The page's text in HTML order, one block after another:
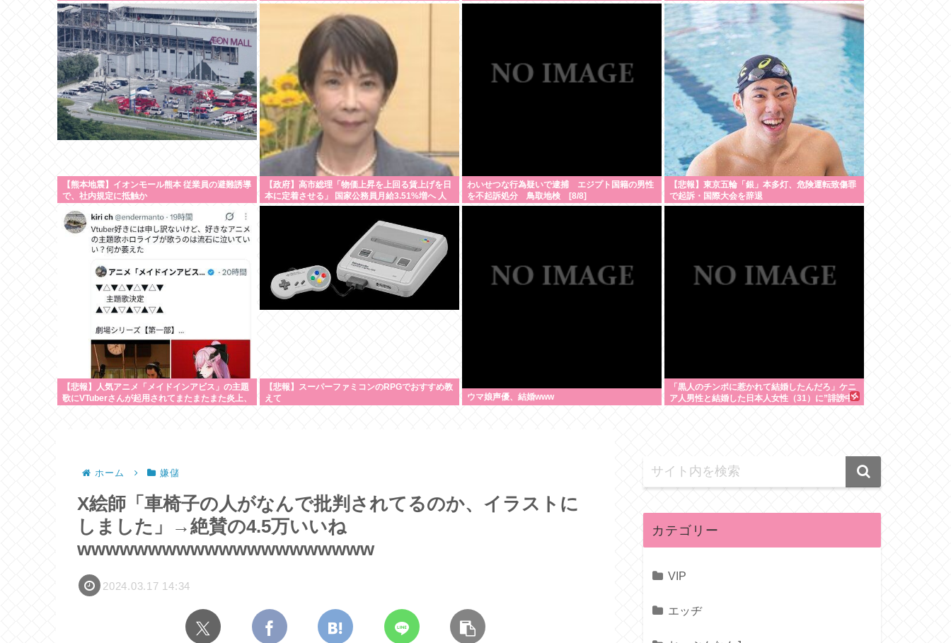
【熊本地震】イオンモール熊本 従業員の避難誘導
で、社内規定に抵触か
【政府】高市総理「物価上昇を上回る賃上げを日
本に定着させる」 国家公務員月給3.51%増へ 人
事院の勧告を受け
わいせつな行為疑いで逮捕 エジプト国籍の男性
を不起訴処分 鳥取地検 [8/8]
【悲報】東京五輪「銀」本多灯、危険運転致傷罪
で起訴・国際大会を辞退
【悲報】人気アニメ「メイドインアビス」の主題
歌にVTuberさんが起用されてまたまたまた炎上、
【悲報】スーパーファミコンのRPGでおすすめ教
えて
ウマ娘声優、結婚www
「黒人のチンポに惹かれて結婚したんだろ」ケニ
ア人男性と結婚した日本人女性（31）に”誹謗中
ホーム 嫌儲
X絵師「車椅子の人がなんで批判されてるのか、イラストに
しました」→絶賛の4.5万いいね
wwwwwwwwwwwwwwwwwwwww
2024.03.17 14:34
カテゴリー
VIP
エッヂ